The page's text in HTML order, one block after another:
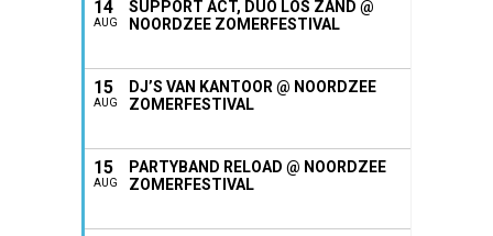
14
AUG
SUPPORT ACT, DUO LOS ZAND @
NOORDZEE ZOMERFESTIVAL
15
AUG
DJ’S VAN KANTOOR @ NOORDZEE
ZOMERFESTIVAL
15
AUG
PARTYBAND RELOAD @ NOORDZEE
ZOMERFESTIVAL